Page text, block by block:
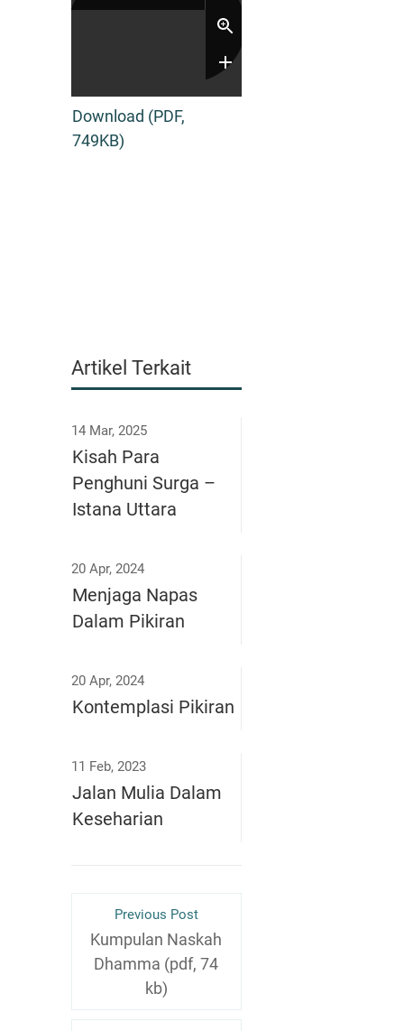
Download (PDF,
749KB)
Artikel Terkait
14 Mar, 2025
Kisah Para
Penghuni Surga –
Istana Uttara
20 Apr, 2024
Menjaga Napas
Dalam Pikiran
20 Apr, 2024
Kontemplasi Pikiran
11 Feb, 2023
Jalan Mulia Dalam
Keseharian
Previous Post
Kumpulan Naskah
Dhamma (pdf, 74
kb)